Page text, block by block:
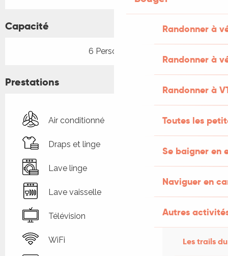
Randonner à
Randonner à
Randonner à
Toutes les
Se baigner en
Naviguer en
Autres
Les trails
Capacité
6 Personne(s)
Prestations
Air conditionné
Draps et linge
Lave linge
Lave vaisselle
Télévision
WiFi